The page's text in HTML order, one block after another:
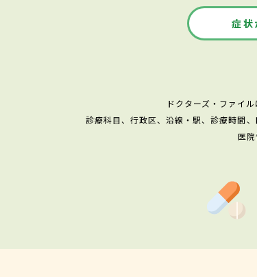
症状
ドクターズ・ファイ
診療科目、行政区、沿線・駅、診療時間
医